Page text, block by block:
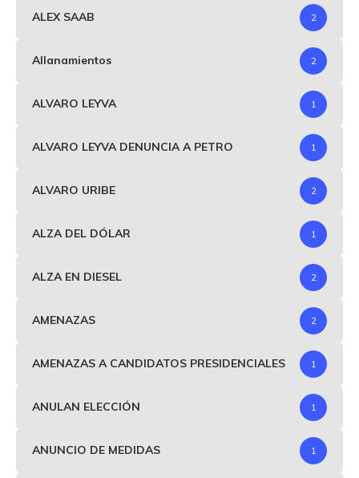
ALEX SAAB 2
Allanamientos 2
ALVARO LEYVA 1
ALVARO LEYVA DENUNCIA A PETRO 1
ALVARO URIBE 2
ALZA DEL DÓLAR 1
ALZA EN DIESEL 2
AMENAZAS 2
AMENAZAS A CANDIDATOS PRESIDENCIALES 1
ANULAN ELECCIÓN 1
ANUNCIO DE MEDIDAS 1